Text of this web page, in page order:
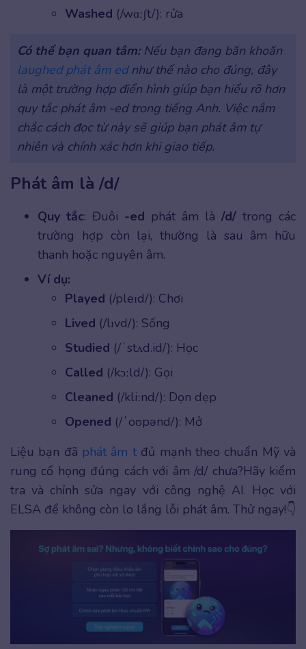
Washed (/wɑːʃt/): rửa
Có thể bạn quan tâm: Nếu bạn đang băn khoăn
laughed phát âm ednhư thế nào cho đúng, đây
là một trường hợp điển hình giúp bạn hiểu rõ hơn
quy tắc phát âm -ed trong tiếng Anh. Việc nắm
chắc cách đọc từ này sẽ giúp bạn phát âm tự
nhiên và chính xác hơn khi giao tiếp.
Phát âm là /d/
Quy tắc: Đuôi -ed phát âm là /d/ trong các
trường hợp còn lại, thường là sau âm hữu
thanh hoặc nguyên âm.
Ví dụ:
Played (/pleɪd/): Chơi
Lived (/lɪvd/): Sống
Studied (/ˈstʌd.id/): Học
Called (/kɔːld/): Gọi
Cleaned (/kliːnd/): Dọn dẹp
Opened (/ˈoʊpənd/): Mở
Liệu bạn đã phát âm tđủ mạnh theo chuẩn Mỹ và
rung cổ họng đúng cách với âm /d/ chưa?Hãy kiểm
tra và chỉnh sửa ngay với công nghệ AI. Học với
ELSA để không còn lo lắng lỗi phát âm. Thử ngay!👇